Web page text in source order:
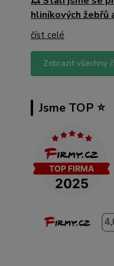
hliníkových žebřů
číst celé
Zobrazit všechny
Jsme TOP ⭐️